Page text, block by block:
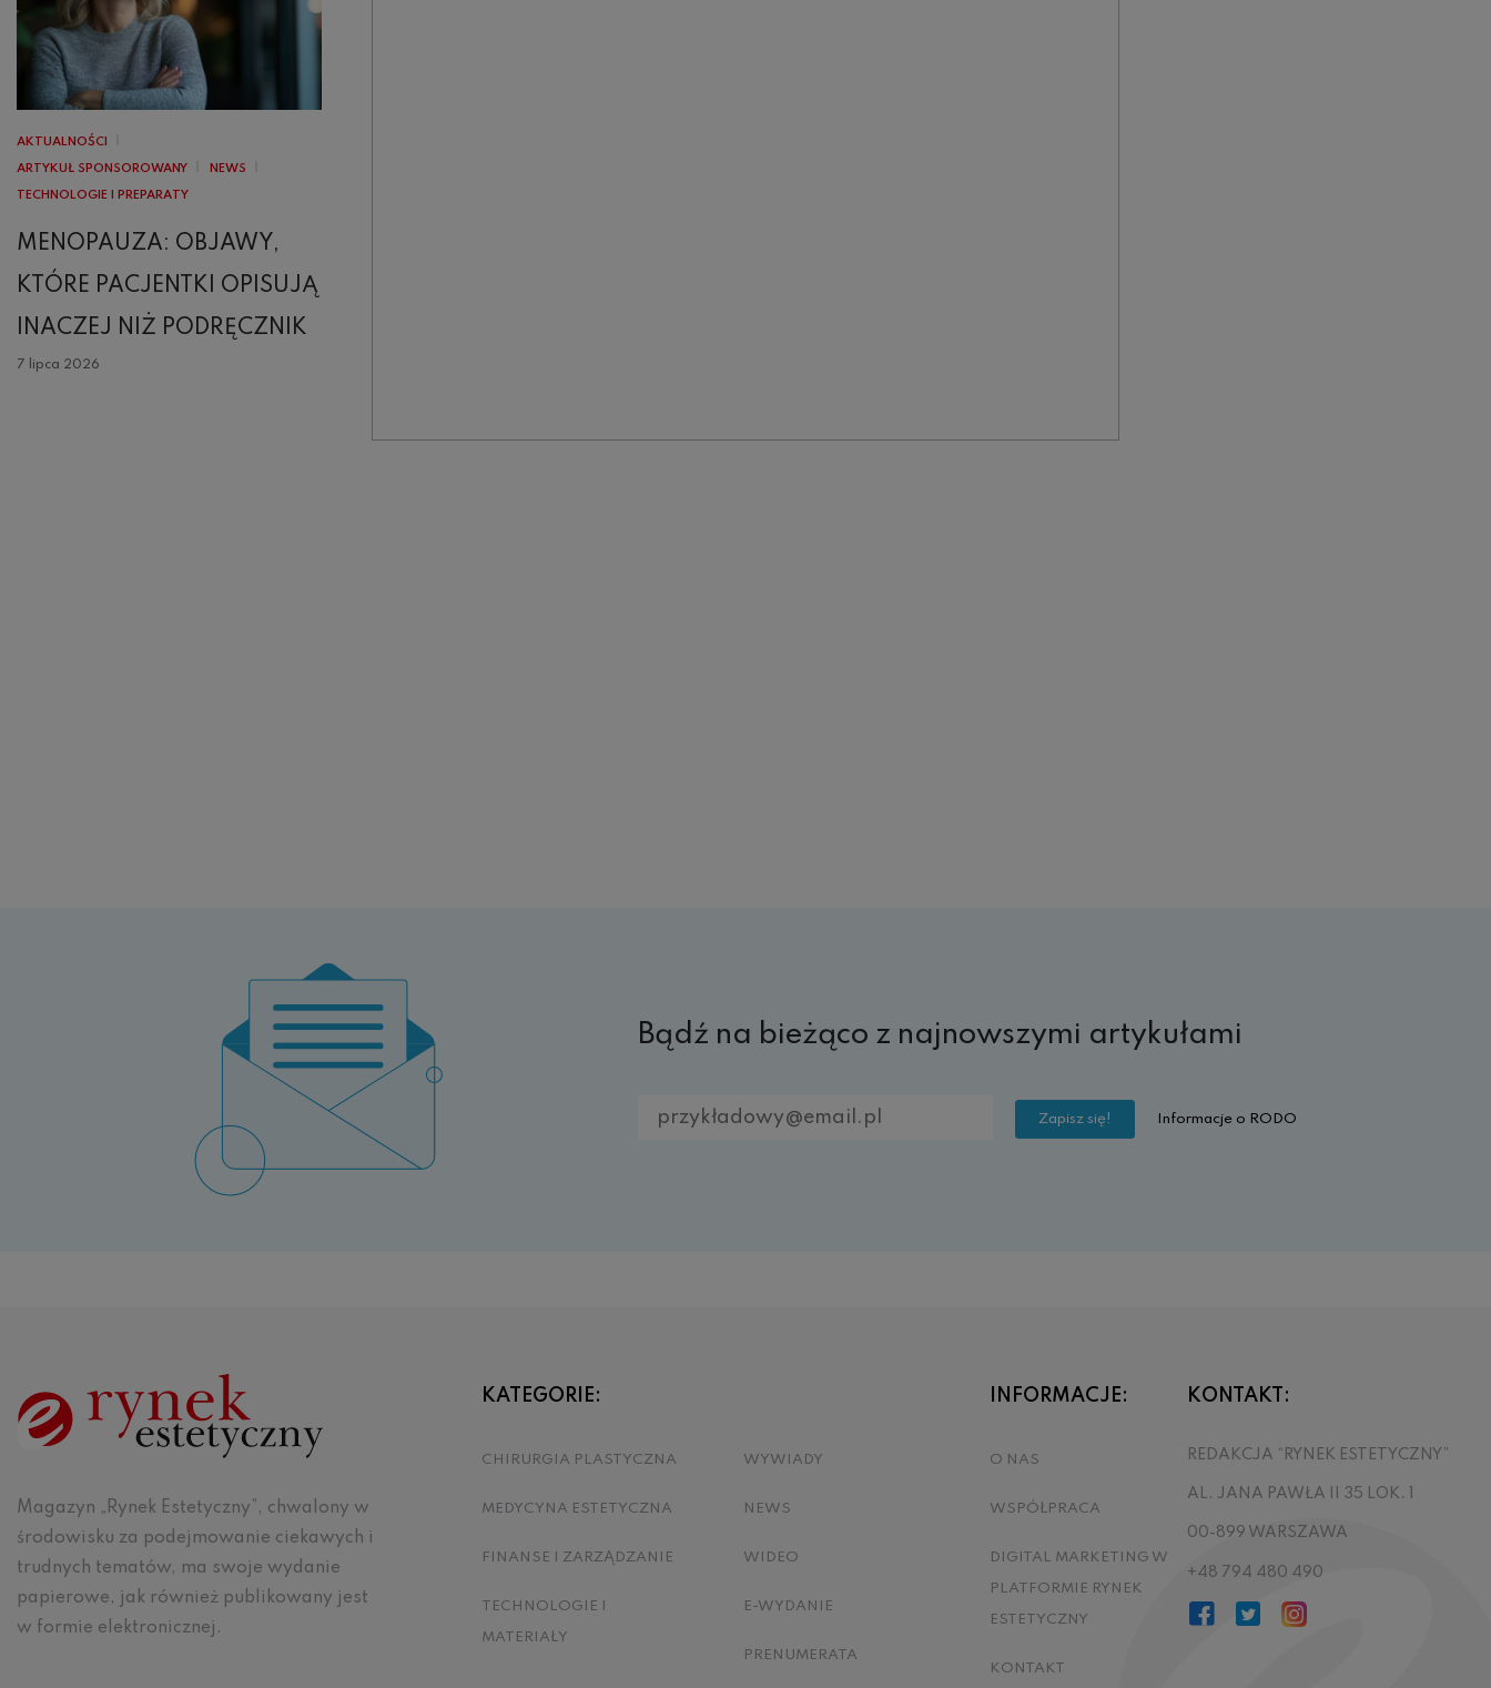
AKTUALNOŚCI
ARTYKUŁ SPONSOROWANY
NEWS
TECHNOLOGIE I PREPARATY
MENOPAUZA: OBJAWY,
KTÓRE PACJENTKI OPISUJĄ
INACZEJ NIŻ PODRĘCZNIK
7 lipca 2026
Bądź na bieżąco z najnowszymi artykułami
Informacje o RODO
Magazyn „Rynek Estetyczny”, chwalony w
środowisku za podejmowanie ciekawych i
trudnych tematów, ma swoje wydanie
papierowe, jak również publikowany jest
w formie elektronicznej.
KATEGORIE:
CHIRURGIA PLASTYCZNA
MEDYCYNA ESTETYCZNA
FINANSE I ZARZĄDZANIE
TECHNOLOGIE I
MATERIAŁY
WYWIADY
NEWS
WIDEO
E-WYDANIE
PRENUMERATA
INFORMACJE:
O NAS
WSPÓŁPRACA
DIGITAL MARKETING W
PLATFORMIE RYNEK
ESTETYCZNY
KONTAKT
KONTAKT:
REDAKCJA “RYNEK ESTETYCZNY”
AL. JANA PAWŁA II 35 LOK. 1
00-899 WARSZAWA
+48 794 480 490